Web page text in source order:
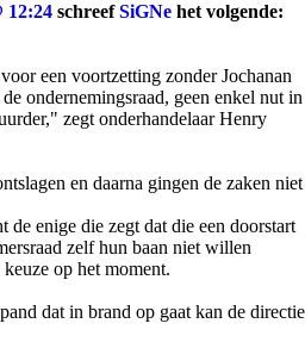
12:24 schreefSiGNe het volgende:
een voortzetting zonder Jochanan
ondernemingsraad, geen enkel nut in
zegt onderhandelaar Henry
en daarna gingen de zaken niet
de enige die zegt dat die een doorstart
zelf hun baan niet willen
op het moment.
dat in brand op gaat kan de directie